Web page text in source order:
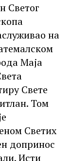
Светог
на
Маја
Свете
Том
Светих
допринос
Исти